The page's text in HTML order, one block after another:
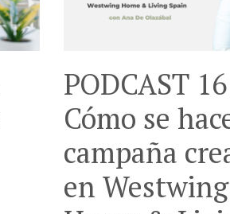
PODCAST
Cómo se
campaña
en Westwing